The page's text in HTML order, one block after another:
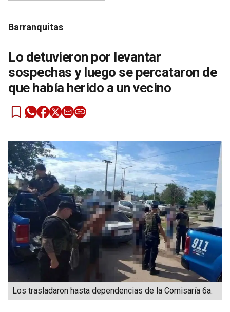
Barranquitas
Lo detuvieron por levantar
sospechas y luego se percataron de
que había herido a un vecino
Los trasladaron hasta dependencias de la Comisaría 6a.